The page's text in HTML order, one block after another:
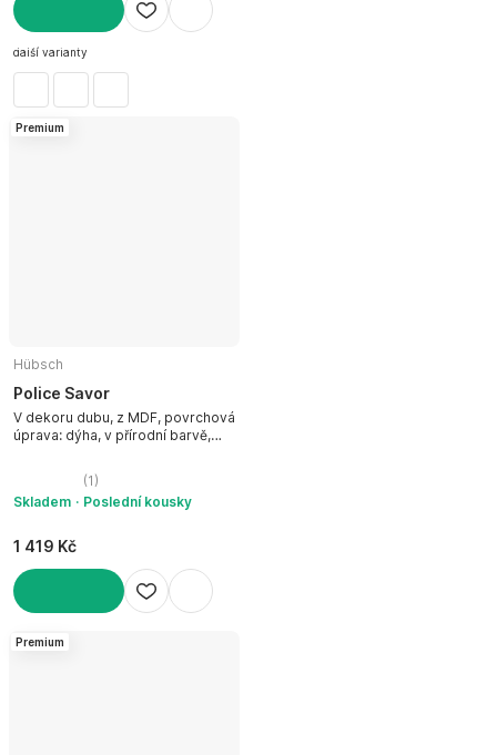
DO KOŠÍKU
další varianty
Premium
Hübsch
Police Savor
V dekoru dubu, z MDF, povrchová
úprava: dýha, v přírodní barvě,
(1 )
Skladem
Poslední kousky
1 419 Kč
Premium